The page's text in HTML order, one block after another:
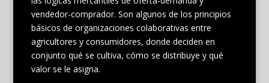
vendedor-comprador. Son algunos de los principios
básicos de organizaciones colaborativas entre
agricultores y consumidores, donde deciden en
conjunto qué se cultiva, cómo se distribuye y qué
valor se le asigna.